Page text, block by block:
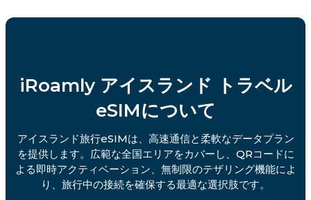
iRoamly アイスランド トラベル
eSIMについて
アイスランド旅行eSIMは、高速通信と柔軟なデータプラン
を提供します。広範な全国エリアをカバーし、QRコードに
よる即時アクティベーション、無制限のテザリング機能によ
り、旅行中の接続を確保する最適な選択肢です。